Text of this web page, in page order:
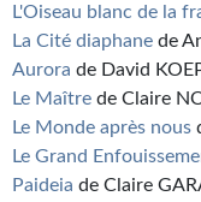
L'Oiseau blanc de la
La Cité diaphane de
Aurora de David
Le Maître de Claire
Le Monde après nous
Le Grand
Paideia de Claire